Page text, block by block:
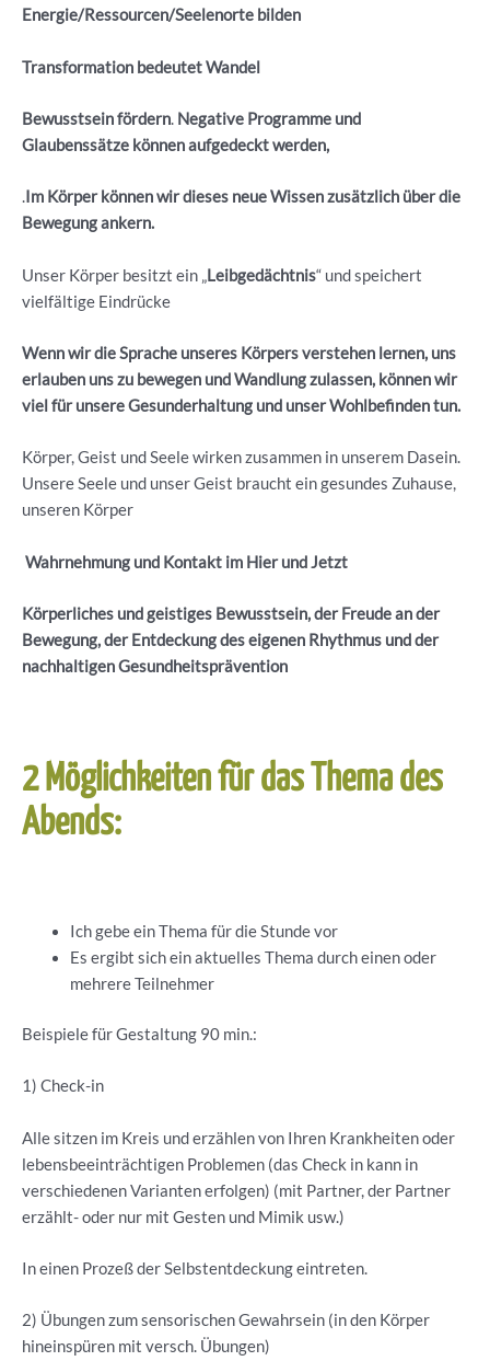
Energie/Ressourcen/Seelenorte bilden
Transformation bedeutet Wandel
Bewusstsein fördern. Negative Programme und
Glaubenssätze können aufgedeckt werden,
.Im Körper können wir dieses neue Wissen zusätzlich über die
Bewegung ankern.
Unser Körper besitzt ein „Leibgedächtnis“ und speichert
vielfältige Eindrücke
Wenn wir die Sprache unseres Körpers verstehen lernen, uns
erlauben uns zu bewegen und Wandlung zulassen, können wir
viel für unsere Gesunderhaltung und unser Wohlbefinden tun.
Körper, Geist und Seele wirken zusammen in unserem Dasein.
Unsere Seele und unser Geist braucht ein gesundes Zuhause,
unseren Körper
Wahrnehmung und Kontakt im Hier und Jetzt
Körperliches und geistiges Bewusstsein, der Freude an der
Bewegung, der Entdeckung des eigenen Rhythmus und der
nachhaltigen Gesundheitsprävention
2 Möglichkeiten für das Thema des
Abends:
Ich gebe ein Thema für die Stunde vor
Es ergibt sich ein aktuelles Thema durch einen oder
mehrere Teilnehmer
Beispiele für Gestaltung 90 min.:
1) Check-in
Alle sitzen im Kreis und erzählen von Ihren Krankheiten oder
lebensbeeinträchtigen Problemen (das Check in kann in
verschiedenen Varianten erfolgen) (mit Partner, der Partner
erzählt- oder nur mit Gesten und Mimik usw.)
In einen Prozeß der Selbstentdeckung eintreten.
2) Übungen zum sensorischen Gewahrsein (in den Körper
hineinspüren mit versch. Übungen)